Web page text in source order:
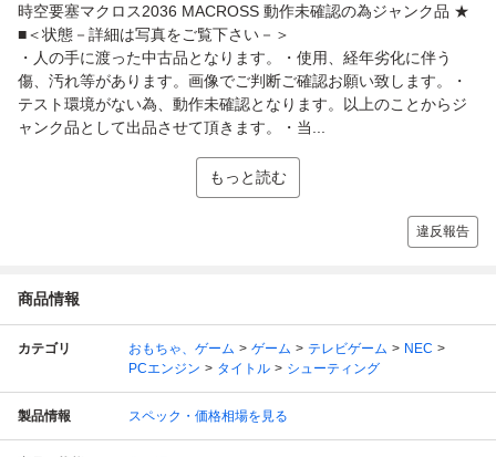
時空要塞マクロス2036 MACROSS 動作未確認の為ジャンク品 ★
■＜状態－詳細は写真をご覧下さい－＞
・人の手に渡った中古品となります。・使用、経年劣化に伴う
傷、汚れ等があります。画像でご判断ご確認お願い致します。・
テスト環境がない為、動作未確認となります。以上のことからジ
ャンク品として出品させて頂きます。・当...
もっと読む
違反報告
商品情報
カテゴリ おもちゃ、ゲーム ゲーム テレビゲーム
NEC
PCエンジン
タイトル シューティング
製品情報 スペック・価格相場を見る